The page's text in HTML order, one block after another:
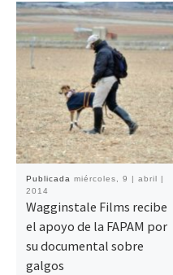
Publicada miércoles, 9 | abril |
2014
Wagginstale Films recibe
el apoyo de la FAPAM por
su documental sobre
galgos